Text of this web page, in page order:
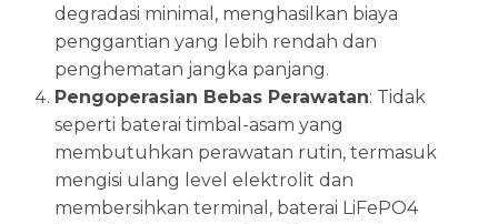
degradasi minimal, menghasilkan biaya
penggantian yang lebih rendah dan
penghematan jangka panjang.
Pengoperasian Bebas Perawatan: Tidak
seperti baterai timbal-asam yang
membutuhkan perawatan rutin, termasuk
mengisi ulang level elektrolit dan
membersihkan terminal, baterai LiFePO4